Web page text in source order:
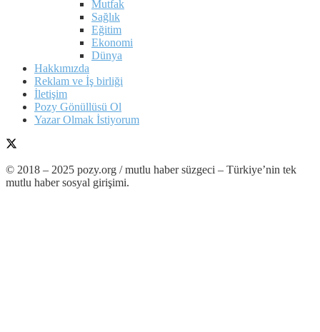
Mutfak
Sağlık
Eğitim
Ekonomi
Dünya
Hakkımızda
Reklam ve İş birliği
İletişim
Pozy Gönüllüsü Ol
Yazar Olmak İstiyorum
© 2018 – 2025 pozy.org / mutlu haber süzgeci – Türkiye’nin tek
mutlu haber sosyal girişimi.